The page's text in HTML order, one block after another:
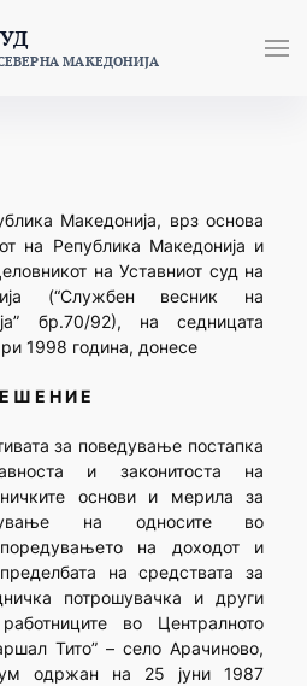
МАКЕДОНИЈА
Македонија, врз основа
на Република Македонија и
на Уставниот суд на
(“Службен весник на
бр.70/92), на седницата
1998 година, донесе
Ш Е Н И Е
за поведување постапка
и законитоста на
основи и мерила за
на односите во
на доходот и
на средствата за
потрошувачка и други
во Централното
Тито” – село Арачиново,
одржан на 25 јуни 1987